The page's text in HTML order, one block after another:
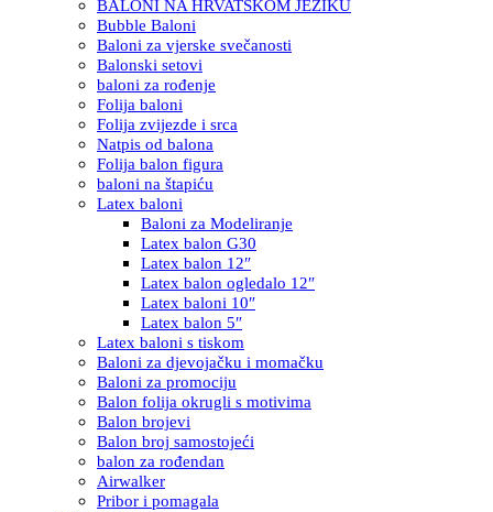
BALONI NA HRVATSKOM JEZIKU
Bubble Baloni
Baloni za vjerske svečanosti
Balonski setovi
baloni za rođenje
Folija baloni
Folija zvijezde i srca
Natpis od balona
Folija balon figura
baloni na štapiću
Latex baloni
Baloni za Modeliranje
Latex balon G30
Latex balon 12″
Latex balon ogledalo 12″
Latex baloni 10″
Latex balon 5″
Latex baloni s tiskom
Baloni za djevojačku i momačku
Baloni za promociju
Balon folija okrugli s motivima
Balon brojevi
Balon broj samostojeći
balon za rođendan
Airwalker
Pribor i pomagala